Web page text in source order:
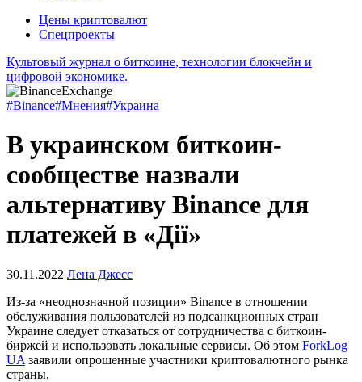
Цены криптовалют
Спецпроекты
Культовый журнал о биткоине, технологии блокчейн и
цифровой экономике.
#Binance#Мнения#Украина
В украинском биткоин-
сообществе назвали
альтернативу Binance для
платежей в «Дiї»
30.11.2022 Лена Джесс
Из-за «неоднозначной позиции» Binance в отношении
обслуживания пользователей из подсанкционных стран
Украине следует отказаться от сотрудничества с биткоин-
биржей и использовать локальные сервисы. Об этом ForkLog
UA заявили опрошенные участники криптовалютного рынка
страны.